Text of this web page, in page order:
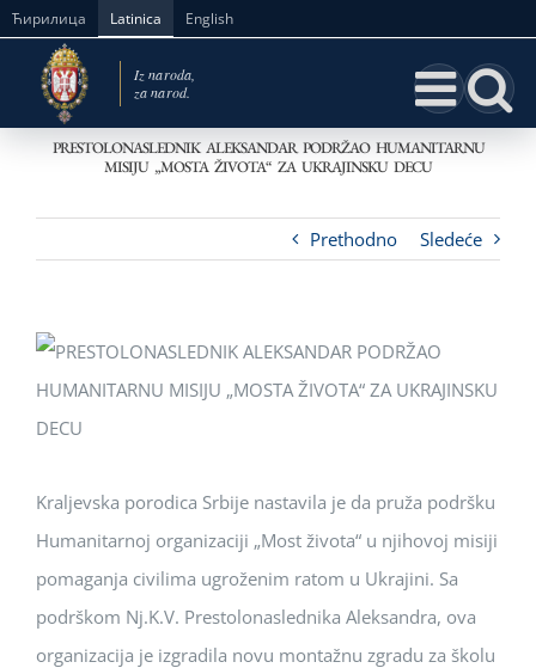
Skip
content
Ћирилица Latinica English
PRESTOLONASLEDNIK ALEKSANDAR PODRŽAO HUMANITARNU
MISIJU „MOSTA ŽIVOTA“ ZA UKRAJINSKU DECU
Prethodno Sledeće
Kraljevska porodica Srbije nastavila je da pruža podršku
Humanitarnoj organizaciji „Most života“ u njihovoj misiji
pomaganja civilima ugroženim ratom u Ukrajini. Sa
podrškom Nj.K.V. Prestolonaslednika Aleksandra, ova
organizacija je izgradila novu montažnu zgradu za školu